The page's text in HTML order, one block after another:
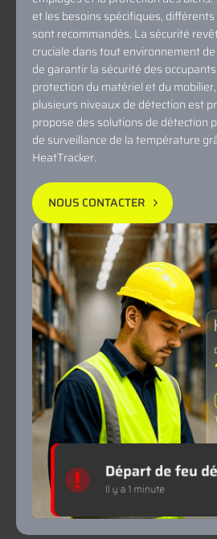
TECHNOLOGIQUES
RESSOURCES
NOUS
et les besoins spécifiques,
sont recommandés. La sécurité
cruciale dans tout environnement
de garantir la sécurité des
protection du matériel et du
plusieurs niveaux de détection est
propose des solutions de détection
de surveillance de la température
HeatTracker.
NOUS CONTACTER